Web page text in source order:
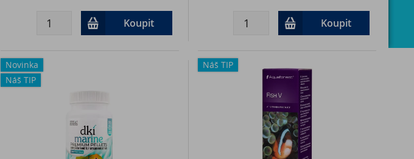
Koupit Koupit
Novinka
Náš TIP
Náš TIP